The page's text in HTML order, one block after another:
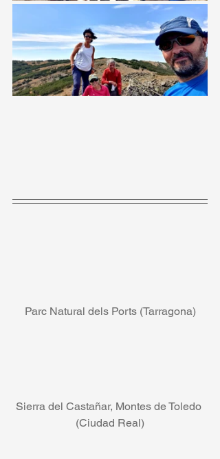
Parc Natural dels Ports (Tarragona)
Sierra del Castañar, Montes de Toledo
(Ciudad Real)